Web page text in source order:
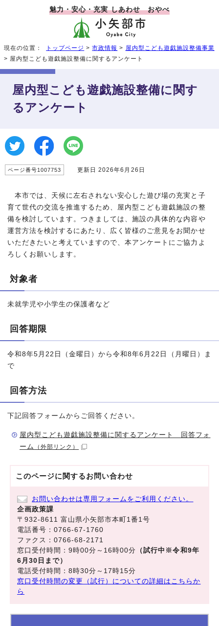
魅力・安心・充実 しあわせ おやべ
現在の位置： トップページ >市政情報 > 屋内型こども遊戯施設整備事業
> 屋内型こども遊戯施設整備に関するアンケート
屋内型こども遊戯施設整備に関す
るアンケート
ページ番号1007753 更新日 2026年6月26日
本市では、天候に左右されない安心した遊び場の充実と子
育て世代の交流を推進するため、屋内型こども遊戯施設の整
備を検討しています。つきましては、施設の具体的な内容や
運営方法を検討するにあたり、広く皆様のご意見をお聞かせ
いただきたいと考えていますので、本アンケートにご協力よ
ろしくお願いします。
対象者
未就学児や小学生の保護者など
回答期限
令和8年5月22日（金曜日）から令和8年6月22日（月曜日）ま
で
回答方法
下記回答フォームからご回答ください。
屋内型こども遊戯施設整備に関するアンケート 回答フォ
ーム
（外部リンク）
このページに関するお問い合わせ
お問い合わせは専用フォームをご利用ください。
企画政策課
〒932-8611 富山県小矢部市本町1番1号
電話番号：0766-67-1760
ファクス：0766-68-2171
窓口受付時間：9時00分～16時00分 （試行中※令和9年
6月30日まで）
電話受付時間：8時30分～17時15分
窓口受付時間の変更（試行）についての詳細はこちらか
ら